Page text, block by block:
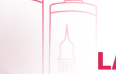
Sergejs Korotkovs